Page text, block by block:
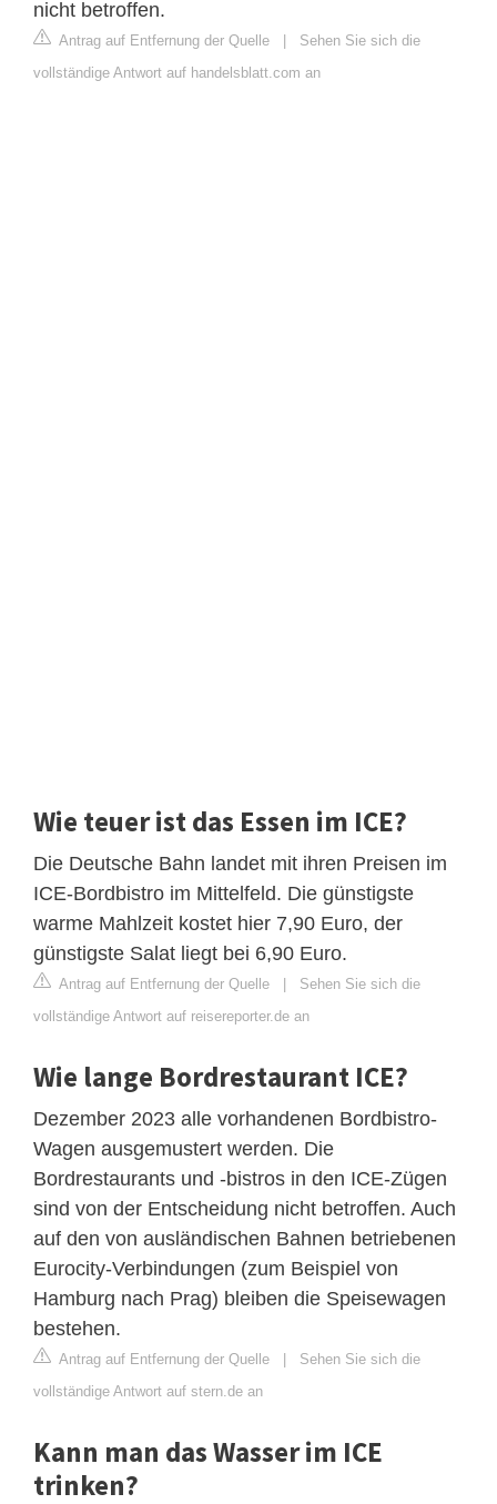
nicht betroffen.
Antrag auf Entfernung der Quelle | Sehen Sie sich die
vollständige Antwort auf handelsblatt.com an
Wie teuer ist das Essen im ICE?
Die Deutsche Bahn landet mit ihren Preisen im
ICE-Bordbistro im Mittelfeld. Die günstigste
warme Mahlzeit kostet hier 7,90 Euro, der
günstigste Salat liegt bei 6,90 Euro.
Antrag auf Entfernung der Quelle | Sehen Sie sich die
vollständige Antwort auf reisereporter.de an
Wie lange Bordrestaurant ICE?
Dezember 2023 alle vorhandenen Bordbistro-
Wagen ausgemustert werden. Die
Bordrestaurants und -bistros in den ICE-Zügen
sind von der Entscheidung nicht betroffen. Auch
auf den von ausländischen Bahnen betriebenen
Eurocity-Verbindungen (zum Beispiel von
Hamburg nach Prag) bleiben die Speisewagen
bestehen.
Antrag auf Entfernung der Quelle | Sehen Sie sich die
vollständige Antwort auf stern.de an
Kann man das Wasser im ICE
trinken?